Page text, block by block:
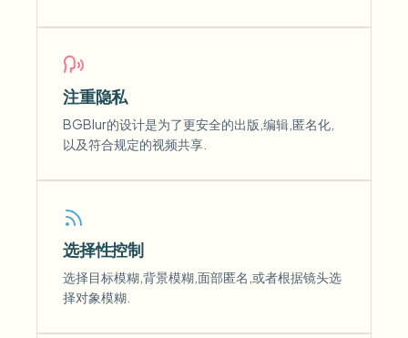
注重隐私
BGBlur的设计是为了更安全的出版,编辑,匿名化,
以及符合规定的视频共享.
选择性控制
选择目标模糊,背景模糊,面部匿名,或者根据镜头选
择对象模糊.